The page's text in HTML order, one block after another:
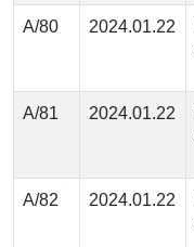
А/80 2024.01.22
А/81 2024.01.22
А/82 2024.01.22